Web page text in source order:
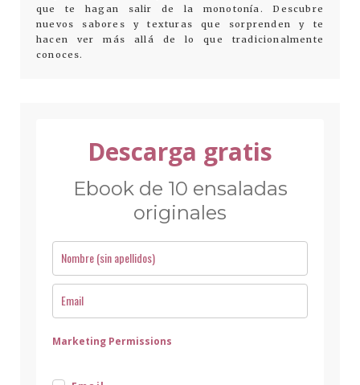
que te hagan salir de la monotonía. Descubre
nuevos sabores y texturas que sorprenden y te
hacen ver más allá de lo que tradicionalmente
conoces.
Descarga gratis
Ebook de 10 ensaladas
originales
Marketing Permissions